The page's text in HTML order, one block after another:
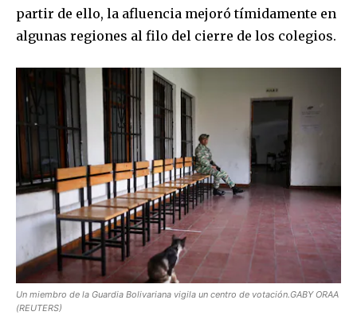
partir de ello, la afluencia mejoró tímidamente en
algunas regiones al filo del cierre de los colegios.
Un miembro de la Guardia Bolivariana vigila un centro de votación.GABY ORAA
(REUTERS)